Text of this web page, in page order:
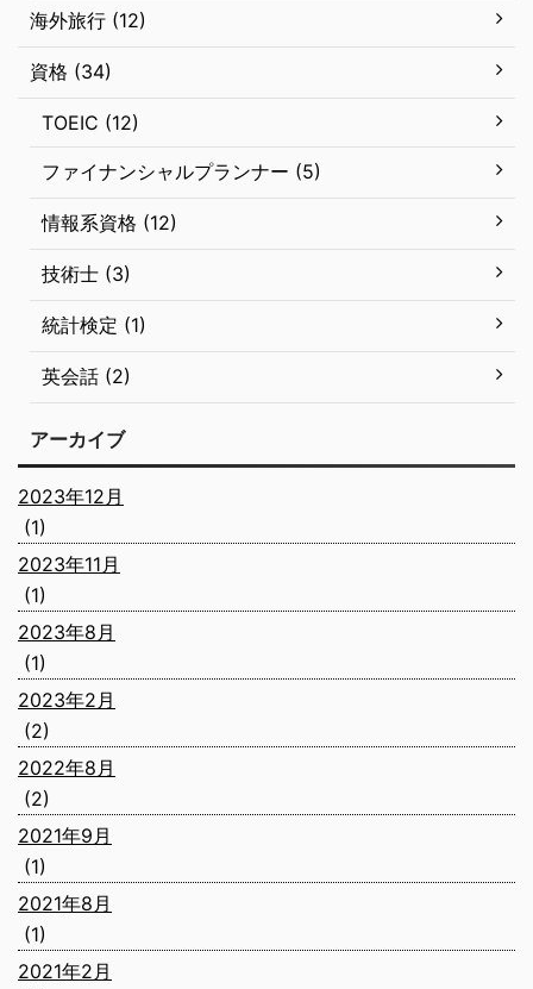
海外旅行 (12)
資格 (34)
TOEIC (12)
ファイナンシャルプランナー (5)
情報系資格 (12)
技術士 (3)
統計検定 (1)
英会話 (2)
アーカイブ
2023年12月
(1)
2023年11月
(1)
2023年8月
(1)
2023年2月
(2)
2022年8月
(2)
2021年9月
(1)
2021年8月
(1)
2021年2月